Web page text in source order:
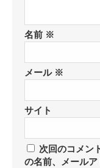
名前 ※
メール ※
サイト
次回のコメン
の名前、メールア